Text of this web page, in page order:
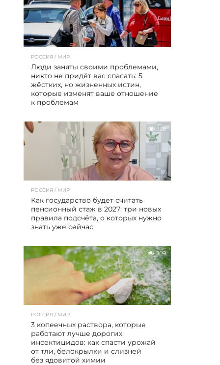
РОССИЯ / МИР
Люди заняты своими проблемами,
никто не придёт вас спасать: 5
жёстких, но жизненных истин,
которые изменят ваше отношение
к проблемам
138
РОССИЯ / МИР
Как государство будет считать
пенсионный стаж в 2027: три новых
правила подсчёта, о которых нужно
знать уже сейчас
109
РОССИЯ / МИР
3 копеечных раствора, которые
работают лучше дорогих
инсектицидов: как спасти урожай
от тли, белокрылки и слизней
без ядовитой химии